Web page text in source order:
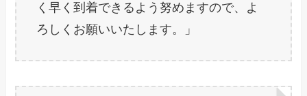
く早く到着できるよう努めますので、よ
ろしくお願いいたします。」